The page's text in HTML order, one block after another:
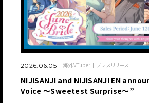
2026.06.05 海外VTuber プレスリリース
NIJISANJI and NIJISANJI EN
Voice ～Sweetest Surprise～”